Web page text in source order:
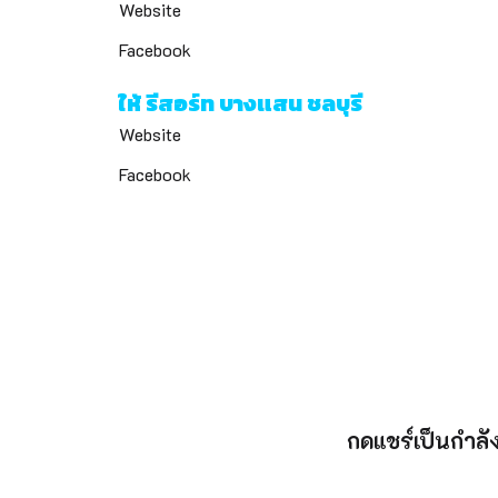
Website
Facebook
ให้ รีสอร์ท บางแสน ชลบุรี
Website
Facebook
กดแชร์เป็นกำ